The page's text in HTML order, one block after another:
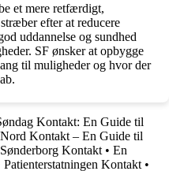
et mere retfærdigt,
efter at reducere
uddannelse og sundhed
SF ønsker at opbygge
til muligheder og hvor der
Kontakt: En Guide til
Kontakt – En Guide til
Kontakt • En
Patienterstatningen Kontakt •